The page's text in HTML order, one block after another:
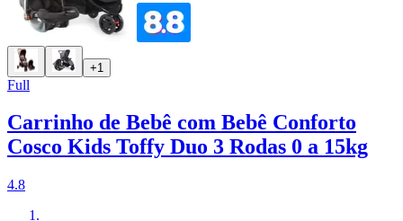
+1
Full
Carrinho de Bebê com Bebê Conforto
Cosco Kids Toffy Duo 3 Rodas 0 a 15kg
4.8